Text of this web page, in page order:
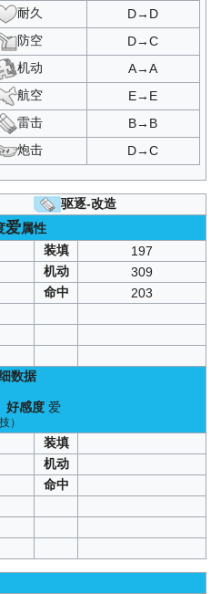
：SP1
：A1/A2/A3
C3/D1/D2
SP1/SP2
/A2/A3/C1/C2/C3
SP1/SP2
：A1/A2/A3
双向镜：
：SP2
SP1/SP2/SP3
：B1/B2/B3
华：A1/A2/A3
：A1/A2/A3
/A3/C1/
SP2/SP3
A1/A2/A3
：SP1
/A2/A3
/C1/C2/C3
/A3/C1/C2/C3
：SP2
SP2
SP2
耐久
D→D
防空
D→C
机动
A→A
航空
E→E
雷击
B→B
炮击
D→C
驱逐-改造
爱属性
装填
197
机动
309
命中
203
数据
好感度 爱
）
装填
机动
命中